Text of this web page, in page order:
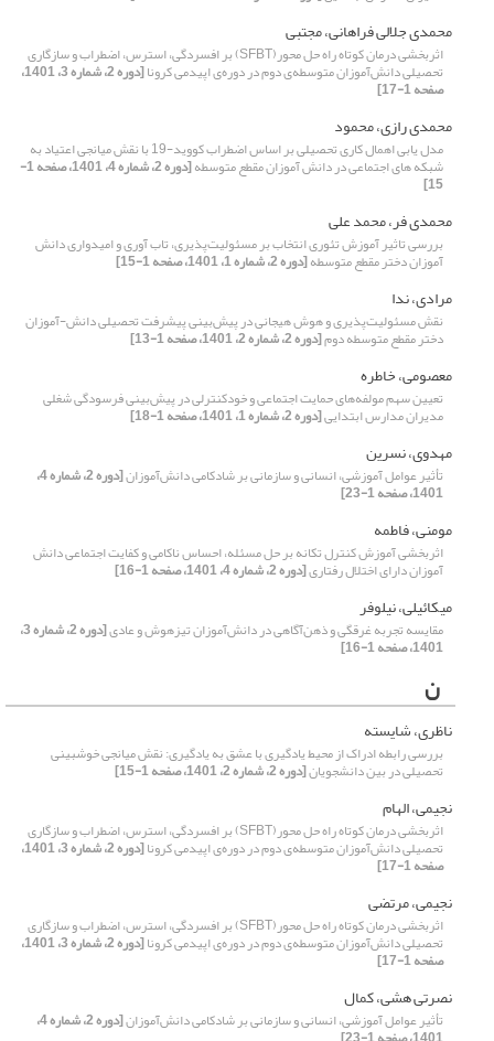
محمدی جلالی فراهانی، مجتبی
اثربخشی درمان کوتاه راه حل محور(SFBT) بر افسردگی، استرس، اضطراب و سازگاری
تحصیلی دانش‌آموزان متوسطه‌ی دوم در دوره‌ی اپیدمی کرونا [دوره 2، شماره 3، 1401،
صفحه 1-17]
محمدی رازی، محمود
مدل یابی اهمال کاری تحصیلی بر اساس اضطراب کووید-19 با نقش میانجی اعتیاد به
شبکه های اجتماعی در دانش آموزان مقطع متوسطه [دوره 2، شماره 4، 1401، صفحه 1-
15]
محمدی فر، محمد علی
بررسی تاثیر آموزش تئوری انتخاب بر مسئولیت‌پذیری، تاب آوری و امیدواری دانش
آموزان دختر مقطع متوسطه[دوره 2، شماره 1، 1401، صفحه 1-15]
مرادی، ندا
نقش مسئولیت‌پذیری و هوش هیجانی در پیش‌بینی پیشرفت تحصیلی دانش-آموزان
دختر مقطع متوسطه دوم[دوره 2، شماره 2، 1401، صفحه 1-13]
معصومی، خاطره
تعیین سهم مولفه‌های حمایت اجتماعی و خودکنترلی در پیش‌بینی فرسودگی شغلی
مدیران مدارس ابتدایی[دوره 2، شماره 1، 1401، صفحه 1-18]
مهدوی، نسرین
تأثیر عوامل آموزشی، انسانی و سازمانی بر شادکامی دانش‌آموزان [دوره 2، شماره 4،
1401، صفحه 1-23]
مومنی، فاطمه
اثربخشی آموزش کنترل تکانه بر حل مسئله، احساس ناکامی و کفایت اجتماعی دانش
آموزان دارای اختلال رفتاری[دوره 2، شماره 4، 1401، صفحه 1-16]
میکائیلی، نیلوفر
مقایسه تجربه غرقگی و ذهن‌آگاهی در دانش‌آموزان تیزهوش و عادی [دوره 2، شماره 3،
1401، صفحه 1-16]
ن
ناظری، شایسته
بررسی رابطه ادراک از محیط یادگیری با عشق به یادگیری: نقش میانجی خوش‏بینی
تحصیلی در بین دانشجویان[دوره 2، شماره 2، 1401، صفحه 1-15]
نجیمی، الهام
اثربخشی درمان کوتاه راه حل محور(SFBT) بر افسردگی، استرس، اضطراب و سازگاری
تحصیلی دانش‌آموزان متوسطه‌ی دوم در دوره‌ی اپیدمی کرونا [دوره 2، شماره 3، 1401،
صفحه 1-17]
نجیمی، مرتضی
اثربخشی درمان کوتاه راه حل محور(SFBT) بر افسردگی، استرس، اضطراب و سازگاری
تحصیلی دانش‌آموزان متوسطه‌ی دوم در دوره‌ی اپیدمی کرونا [دوره 2، شماره 3، 1401،
صفحه 1-17]
نصرتی هشی، کمال
تأثیر عوامل آموزشی، انسانی و سازمانی بر شادکامی دانش‌آموزان [دوره 2، شماره 4،